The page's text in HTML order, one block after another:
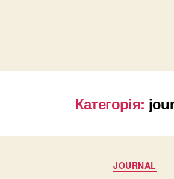
Категорія:
Категорії
JOURNAL